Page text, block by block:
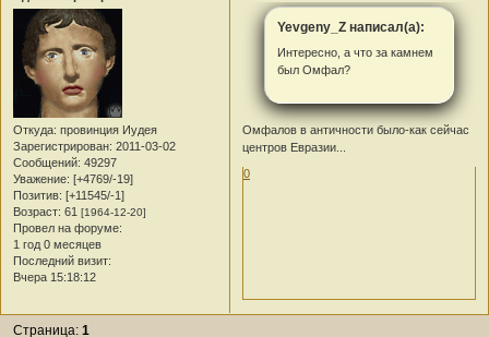
Откуда: провинция Иудея
Зарегистрирован: 2011-03-02
Сообщений: 49297
Уважение: [+4769/-19]
Позитив: [+11545/-1]
Возраст: 61 [1964-12-20]
Провел на форуме:
1 год 0 месяцев
Последний визит:
Вчера 15:18:12
Yevgeny_Z написал(а):
Интересно, а что за камнем
был Омфал?
Омфалов в античности было-как сейчас
центров Евразии...
0
Страница:1